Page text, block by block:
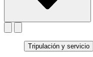
Tripulación y servicio